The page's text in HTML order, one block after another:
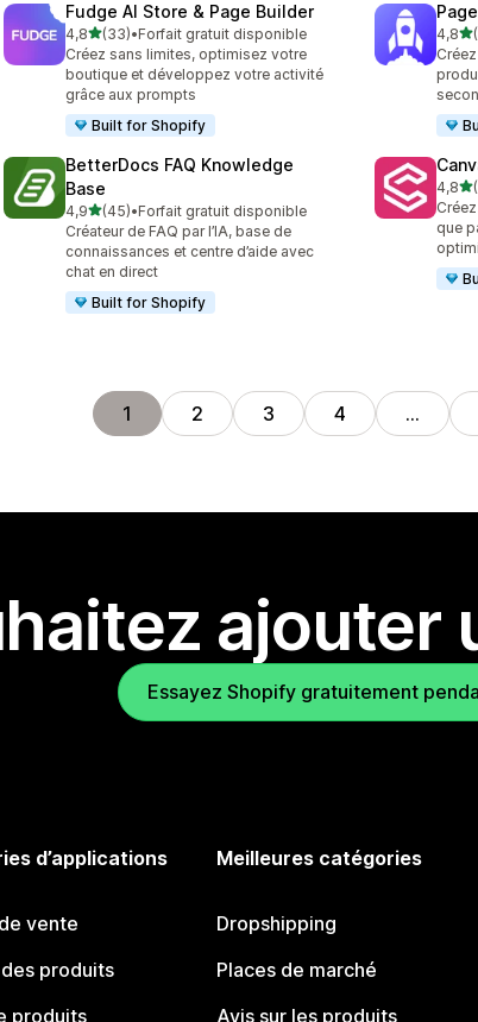
Fudge AI Store & Page Builder
4,8étoile(s) sur 5
(33)
33 avis au total
•Forfait gratuit disponible
Créez sans limites, optimisez votre
boutique et développez votre activité
grâce aux prompts
Built for Shopify
4,8
153
BetterDocs FAQ Knowledge
Base
4,9étoile(s) sur 5
(45)
45 avis au total
•Forfait gratuit disponible
Créateur de FAQ par l’IA, base de
connaissances et centre d’aide avec
chat en direct
Built for Shopify
4,8
97
que
1 2 3 4 …
ajouter
Essayez Shopify gratuitement
d’applications
vente
produits
produits
Meilleures catégories
Dropshipping
Places de marché
Avis sur les produits